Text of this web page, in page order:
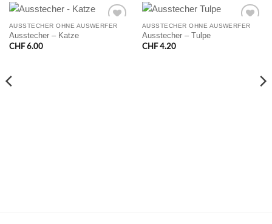
AUSSTECHER OHNE AUSWERFER
Ausstecher – Katze
CHF6.00
AUSSTECHER OHNE AUSWERFER
Ausstecher – Tulpe
CHF4.20